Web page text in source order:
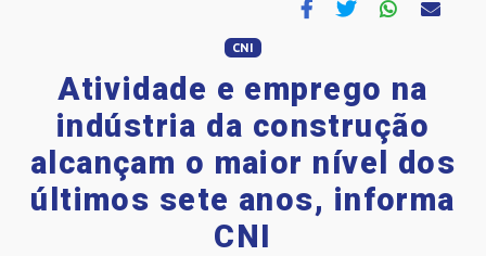
CNI
Atividade e emprego na
indústria da construção
alcançam o maior nível dos
últimos sete anos, informa
CNI